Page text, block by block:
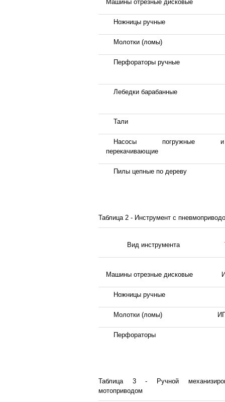
Машины отрезные дисковые
Ножницы ручные
Молотки (ломы)
Перфораторы ручные
Лебедки барабанные
Тали
Насосы погружные и
перекачивающие
Пилы цепные по дереву
Таблица 2 - Инструмент с
Вид инструмента
Машины отрезные дисковые
Ножницы ручные
Молотки (ломы)
Перфораторы
Таблица 3 - Ручной
мотоприводом